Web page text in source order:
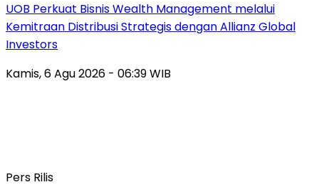
UOB Perkuat Bisnis Wealth Management melalui
Kemitraan Distribusi Strategis dengan Allianz Global
Investors
Kamis, 6 Agu 2026 - 06:39 WIB
Pers Rilis